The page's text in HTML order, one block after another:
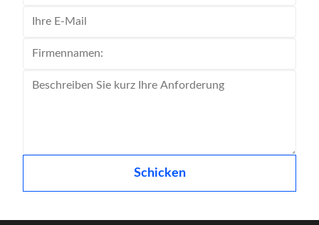
Schicken